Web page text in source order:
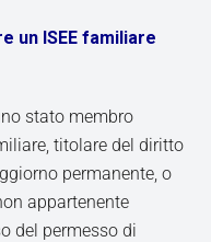
un ISEE familiare
stato membro
titolare del diritto
permanente, o
appartenente
del permesso di